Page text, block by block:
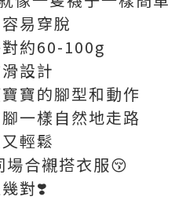
易穿脫
約60-100g
設計
寶的腳型和動作
一樣自然地走路
輕鬆
合襯搭衣服😚
對❣️